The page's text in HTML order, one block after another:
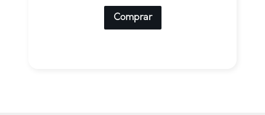
Comprar